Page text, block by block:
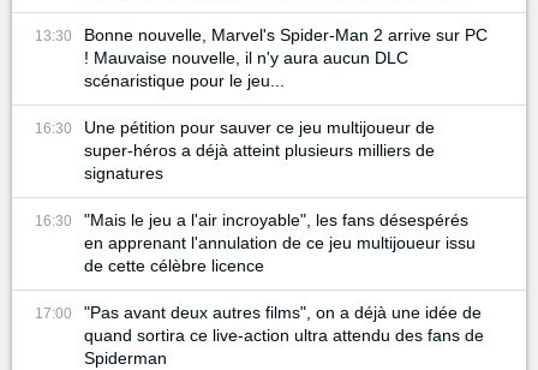
13:30
Bonne nouvelle, Marvel's Spider-Man 2 arrive sur PC
! Mauvaise nouvelle, il n'y aura aucun DLC
scénaristique pour le jeu...
16:30
Une pétition pour sauver ce jeu multijoueur de
super-héros a déjà atteint plusieurs milliers de
signatures
16:30
"Mais le jeu a l'air incroyable", les fans désespérés
en apprenant l'annulation de ce jeu multijoueur issu
de cette célèbre licence
17:00
"Pas avant deux autres films", on a déjà une idée de
quand sortira ce live-action ultra attendu des fans de
Spiderman